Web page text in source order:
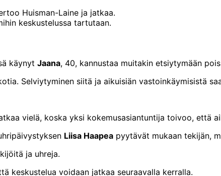
Huisman-Laine ja jatkaa.
keskustelussa tartutaan.
käynyt Jaana, 40, kannustaa muitakin etsiytymään
Selviytyminen siitä ja aikuisiän vastoinkäymisistä
vielä, koska yksi kokemusasiantuntija toivoo, että
Liisa Haapea pyytävät mukaan tekijän,
ja uhreja.
keskustelua voidaan jatkaa seuraavalla kerralla.